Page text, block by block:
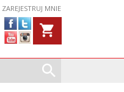
ZAREJESTRUJ MNIE